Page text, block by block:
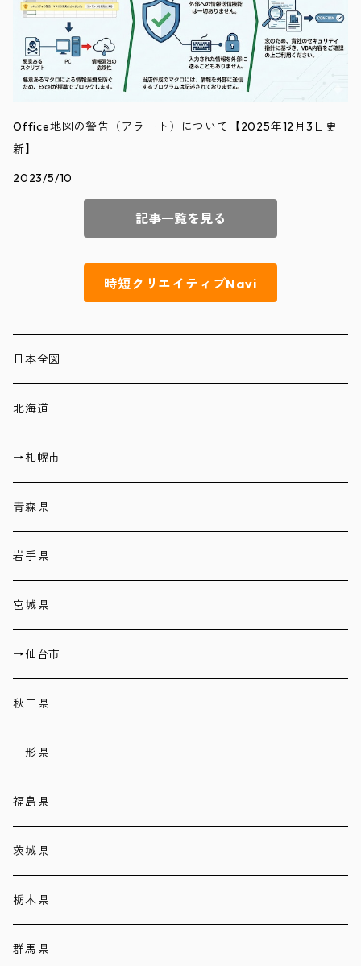
Office地図の警告（アラート）について【2025年12月3日更
新】
2023/5/10
記事一覧を見る
時短クリエイティブNavi
日本全図
北海道
→札幌市
青森県
岩手県
宮城県
→仙台市
秋田県
山形県
福島県
茨城県
栃木県
群馬県